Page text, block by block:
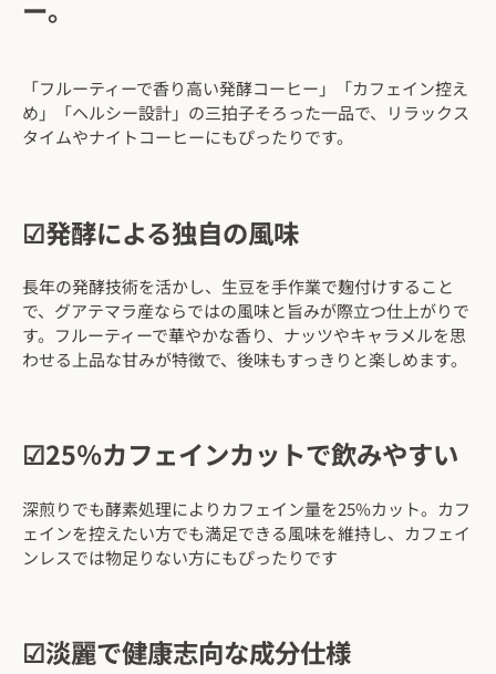
ー。
「フルーティーで香り高い発酵コーヒー」「カフェイン控え
め」「ヘルシー設計」の三拍子そろった一品で、リラックス
タイムやナイトコーヒーにもぴったりです。
☑発酵による独自の風味
長年の発酵技術を活かし、生豆を手作業で麹付けすること
で、グアテマラ産ならではの風味と旨みが際立つ仕上がりで
す。フルーティーで華やかな香り、ナッツやキャラメルを思
わせる上品な甘みが特徴で、後味もすっきりと楽しめます。
☑25％カフェインカットで飲みやすい
深煎りでも酵素処理によりカフェイン量を25%カット。カフ
ェインを控えたい方でも満足できる風味を維持し、カフェイ
ンレスでは物足りない方にもぴったりです
☑淡麗で健康志向な成分仕様